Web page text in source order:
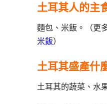
土耳其人的主
麵包、米飯。（更
米飯）
土耳其盛產什
土耳其的蔬菜、水